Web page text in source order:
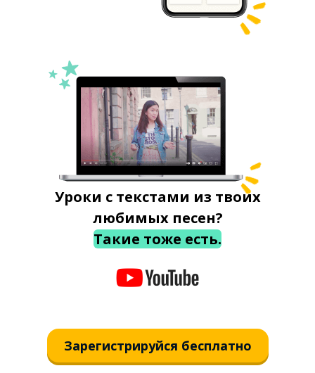
Уроки с текстами из твоих
любимых песен?
Такие тоже есть.
Зарегистрируйся бесплатно